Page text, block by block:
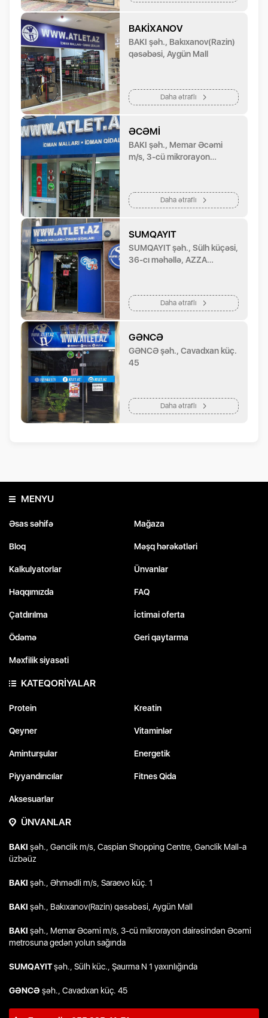
BAKIXANOV
BAKI şəh., Bakıxanov(Razin)
qəsəbəsi, Aygün Mall
Daha ətraflı
ƏCƏMI
BAKI şəh., Memar Əcəmi
m/s, 3-cü mikrorayon
sağında
Daha ətraflı
SUMQAYIT
SUMQAYIT şəh., Sülh küçəsi,
36-cı məhəllə, AZZA
Daha ətraflı
GƏNCƏ
GƏNCƏ şəh., Cavadxan küç.
45
Daha ətraflı
MENYU
Əsas səhifə Mağaza
Bloq Məşq hərəkətləri
Kalkulyatorlar Ünvanlar
Haqqımızda FAQ
Çatdırılma İctimai oferta
Ödəmə Geri qaytarma
Məxfilik siyasəti
KATEQORİYALAR
Protein Kreatin
Qeyner Vitaminlər
Aminturşular Energetik
Piyyandırıcılar Fitnes Qida
Aksesuarlar
ÜNVANLAR
BAKI şəh., Gənclik m/s, Caspian Shopping Centre, Gənclik Mall-a
üzbəüz
BAKI şəh., Əhmədli m/s, Saraevo küç. 1
BAKI şəh., Bakıxanov(Razin) qəsəbəsi, Aygün Mall
BAKI şəh., Memar Əcəmi m/s, 3-cü mikrorayon dairəsindən Əcəmi
metrosuna gedən yolun sağında
SUMQAYITşəh., Sülh küc., Şaurma N 1 yaxınlığında
GƏNCƏ şəh., Cavadxan küç. 45